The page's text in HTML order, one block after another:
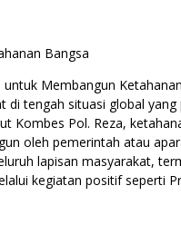
Bangsa
untuk Membangun
di tengah situasi global yang
Kombes Pol. Reza,
oleh pemerintah atau
lapisan masyarakat,
kegiatan positif seperti